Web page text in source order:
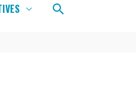
Rechercher